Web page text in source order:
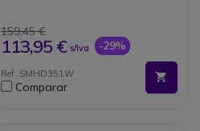
9 indicadores LED
50 teclas (8 programables)
Compatible con todas las
Compatible con audífonos
159,45 €
113,95 € s/Iva -29%
Ref: SMHD351W
Comparar